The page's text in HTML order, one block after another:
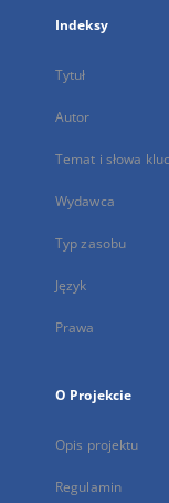
Indeksy
Tytuł
Autor
Temat i słowa
Wydawca
Typ zasobu
Język
Prawa
O Projekcie
Opis projektu
Regulamin